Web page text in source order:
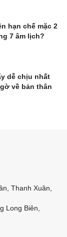
hạn chế mặc 2
7 âm lịch?
dễ chịu nhất
về bản thân
Thanh Xuân,
Long Biên,